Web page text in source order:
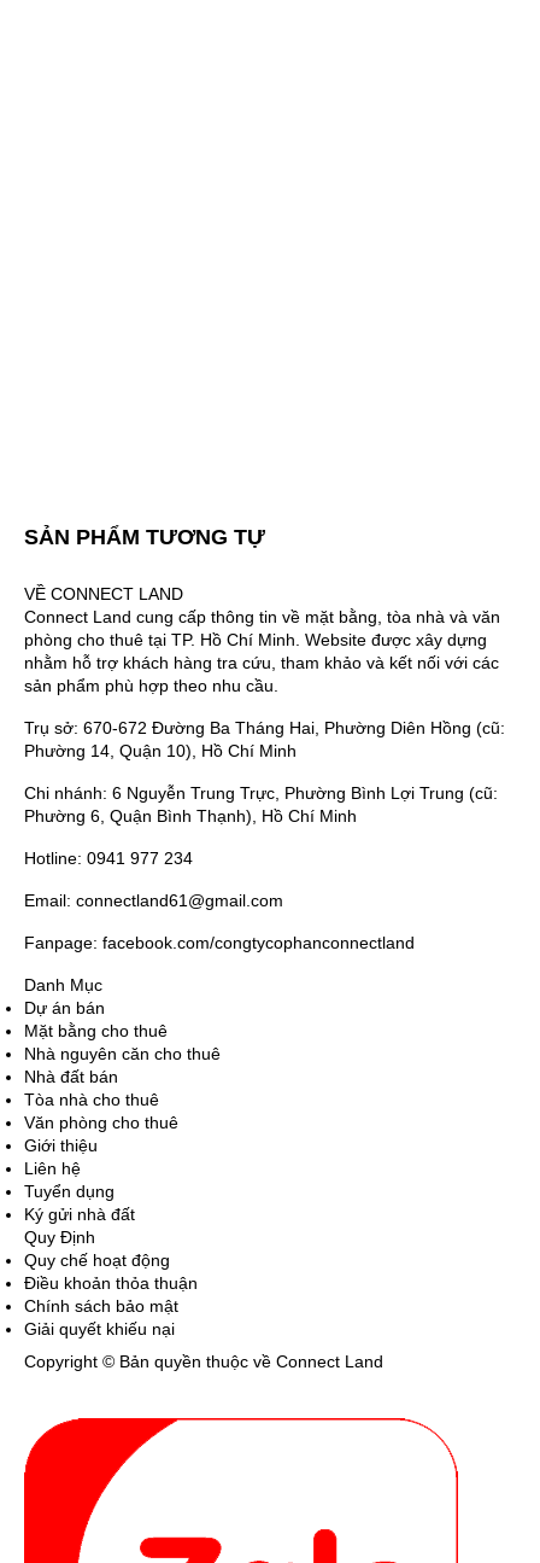
SẢN PHẨM TƯƠNG TỰ
VỀ CONNECT LAND
Connect Land cung cấp thông tin về mặt bằng, tòa nhà và văn
phòng cho thuê tại TP. Hồ Chí Minh. Website được xây dựng
nhằm hỗ trợ khách hàng tra cứu, tham khảo và kết nối với các
sản phẩm phù hợp theo nhu cầu.
Trụ sở: 670-672 Đường Ba Tháng Hai, Phường Diên Hồng (cũ:
Phường 14, Quận 10), Hồ Chí Minh
Chi nhánh: 6 Nguyễn Trung Trực, Phường Bình Lợi Trung (cũ:
Phường 6, Quận Bình Thạnh), Hồ Chí Minh
Hotline: 0941 977 234
Email: connectland61@gmail.com
Fanpage: facebook.com/congtycophanconnectland
Danh Mục
Dự án bán
Mặt bằng cho thuê
Nhà nguyên căn cho thuê
Nhà đất bán
Tòa nhà cho thuê
Văn phòng cho thuê
Giới thiệu
Liên hệ
Tuyển dụng
Ký gửi nhà đất
Quy Định
Quy chế hoạt động
Điều khoản thỏa thuận
Chính sách bảo mật
Giải quyết khiếu nại
Copyright © Bản quyền thuộc về Connect Land